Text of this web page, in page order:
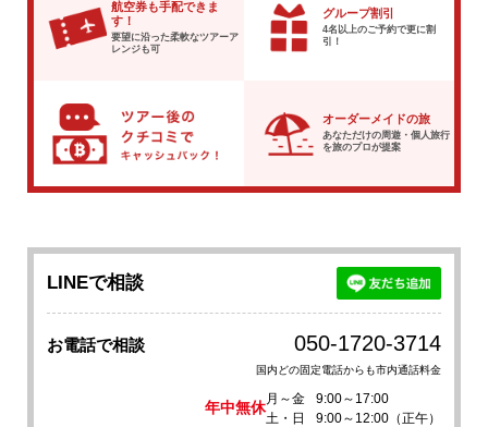
航空券も手配できま
す！
要望に沿った柔軟なツアーア
レンジも可
グループ割引
4名以上のご予約で更に割
引！
オーダーメイドの旅
あなただけの周遊・個人旅行
を旅のプロが提案
LINEで相談
お電話で相談 050-1720-3714
国内どの固定電話からも市内通話料金
年中無休
月～金
9:00～17:00
土・日
9:00～12:00（正午）